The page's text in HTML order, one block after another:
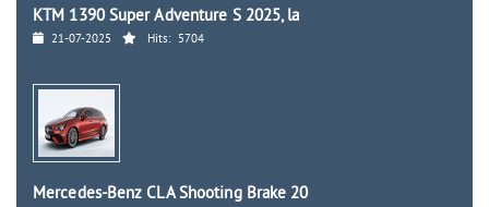
KTM 1390 Super Adventure S 2025, la
21-07-2025 Hits: 5704
Mercedes-Benz CLA Shooting Brake 20